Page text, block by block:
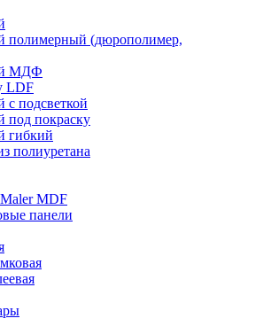
полимерный (дюрополимер,
МДФ
LDF
подсветкой
под покраску
гибкий
полиуретана
MDF
панели